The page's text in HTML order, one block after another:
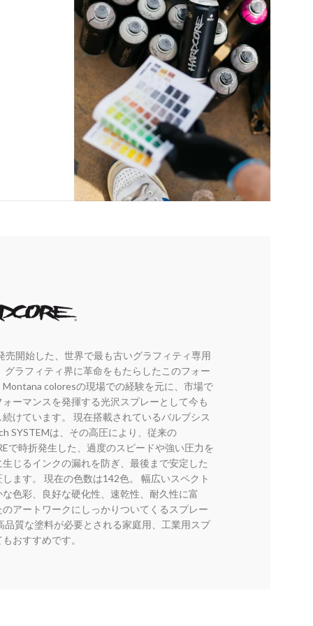
売開始した、世界で最も古いグラフィティ専用
グラフィティ界に革命をもたらしたこのフォー
coloresの現場での経験を元に、市場で
ーマンスを発揮する光沢スプレーとして今も
けています。 現在搭載されているバルブシス
SYSTEMは、その高圧により、従来の
で時折発生した、過度のスピードや強い圧力を
じるインクの漏れを防ぎ、最後まで安定した
ます。 現在の色数は142色。 幅広いスペクト
色彩、良好な硬化性、速乾性、耐久性に富
アートワークにしっかりついてくるスプレー
品質な塗料が必要とされる家庭用、工業用スプ
おすすめです。